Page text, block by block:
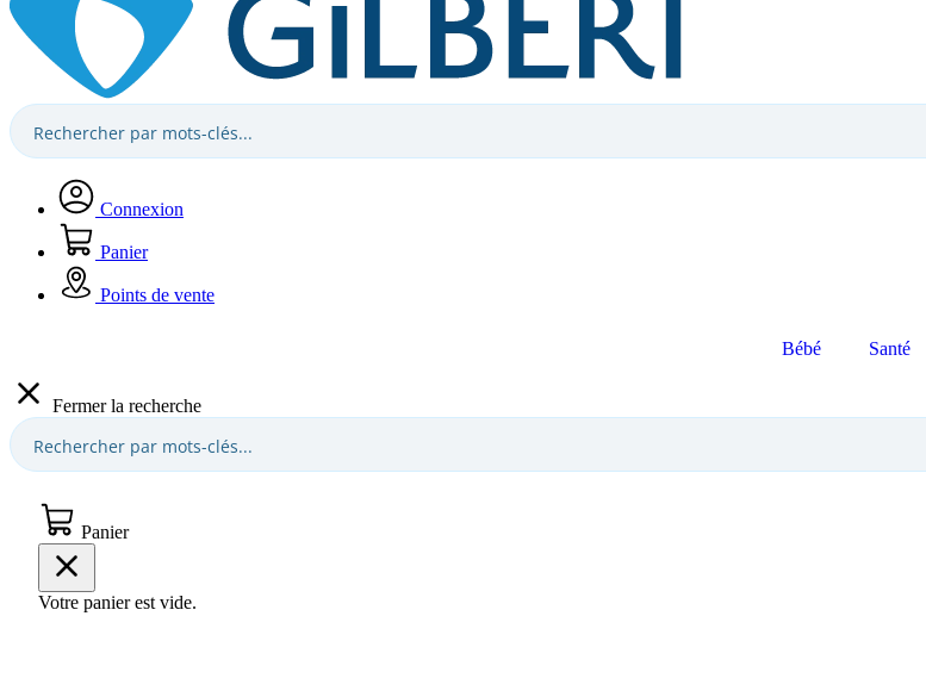
Connexion
Panier
Points de vente
Bébé Santé
Fermer la recherche
Panier
Votre panier est vide.